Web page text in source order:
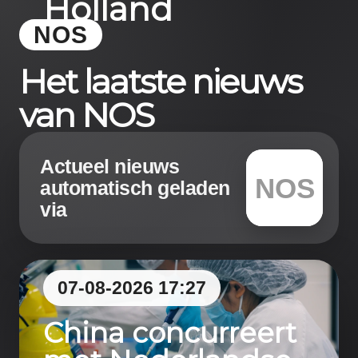
NOS
Het laatste nieuws
van NOS
Holland
Even
de
handen
buiten
bootje
had
ernstige
voor
een
bezoeker
van
pretpark
Actueel nieuws
automatisch geladen
via
NOS
07-08-2026 17:27
China concurreert